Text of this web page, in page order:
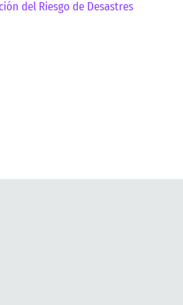
del Riesgo de Desastres